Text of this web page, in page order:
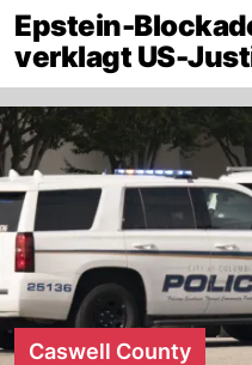
Epstein-
verklagt US-
Caswell County